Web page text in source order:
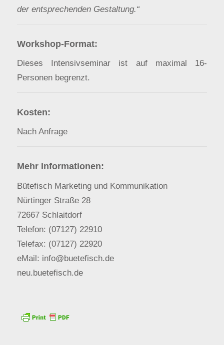
der entsprechenden Gestaltung.“
Workshop-Format:
Dieses Intensivseminar ist auf maximal 16-
Personen begrenzt.
Kosten:
Nach Anfrage
Mehr Informationen:
Bütefisch Marketing und Kommunikation
Nürtinger Straße 28
72667 Schlaitdorf
Telefon: (07127) 22910
Telefax: (07127) 22920
eMail: info@buetefisch.de
neu.buetefisch.de